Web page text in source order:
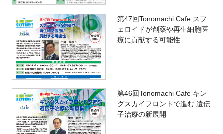
第47回Tonomachi Cafe スフ
ェロイドが創薬や再生細胞医
療に貢献する可能性
第46回Tonomachi Cafe キン
グスカイフロントで進む 遺伝
子治療の新展開